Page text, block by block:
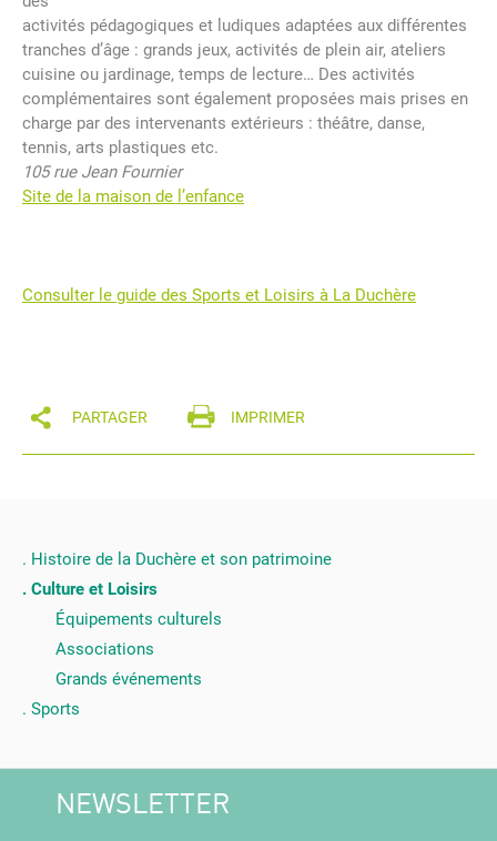
activités pédagogiques et ludiques adaptées aux différentes
tranches d’âge : grands jeux, activités de plein air, ateliers
cuisine ou jardinage, temps de lecture… Des activités
complémentaires sont également proposées mais prises en
charge par des intervenants extérieurs : théâtre, danse,
tennis, arts plastiques etc.
105 rue Jean Fournier
Site de la maison de l’enfance
Consulter le guide des Sports et Loisirs à La Duchère
PARTAGER IMPRIMER
Histoire de la Duchère et son patrimoine
Culture et Loisirs
Équipements culturels
Associations
Grands événements
Sports
NEWSLETTER